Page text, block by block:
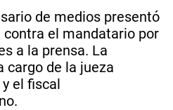
de medios presentó
el mandatario por
a la prensa. La
cargo de la jueza
el fiscal